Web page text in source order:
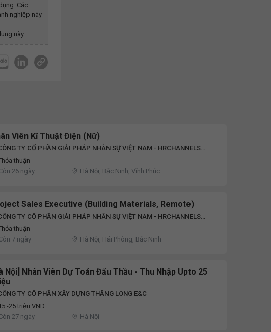
Các
nghiệp này
này.
Viên Kĩ Thuật Điện (Nữ)
TY CỔ PHẦN GIẢI PHÁP NHÂN SỰ VIỆT NAM - HRCHANNELS
GROUP
thuận
26 ngày
Hà Nội, Bắc Ninh, Vĩnh Phúc
Sales Executive (Building Materials, Remote)
TY CỔ PHẦN GIẢI PHÁP NHÂN SỰ VIỆT NAM - HRCHANNELS
GROUP
thuận
7 ngày
Hà Nội, Hải Phòng, Bắc Ninh
Nội] Nhân Viên Dự Toán Đấu Thầu - Thu Nhập Upto 25
TY CỔ PHẦN XÂY DỰNG THĂNG LONG E&C
-25 triệu VND
27 ngày
Hà Nội